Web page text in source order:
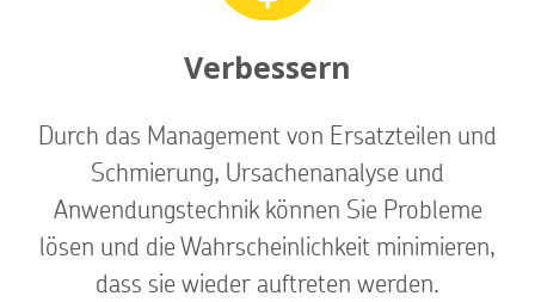
Verbessern
Durch das Management von Ersatzteilen und
Schmierung, Ursachenanalyse und
Anwendungstechnik können Sie Probleme
lösen und die Wahrscheinlichkeit minimieren,
dass sie wieder auftreten werden.